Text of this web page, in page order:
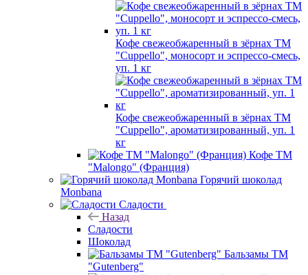
Кофе свежеобжаренный в зёрнах ТМ
"Cuppello", моносорт и эспрессо-смесь,
уп. 1 кг
Кофе свежеобжаренный в зёрнах ТМ
"Cuppello", ароматизированный, уп. 1
кг
Кофе ТМ
"Malongo" (Франция)
Горячий шоколад
Monbana
Сладости
Назад
Сладости
Шоколад
Бальзамы ТМ
"Gutenberg"